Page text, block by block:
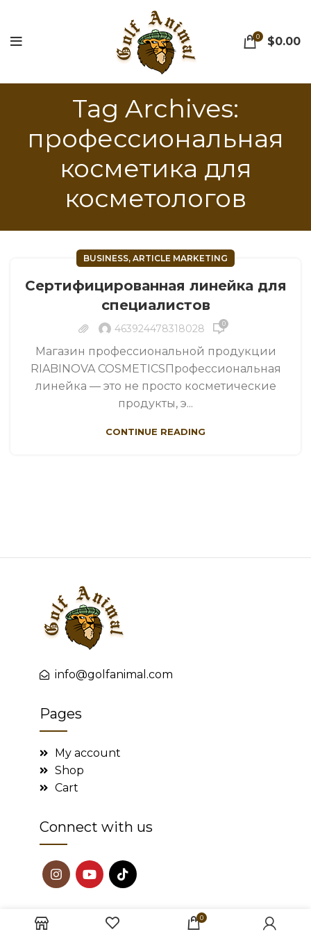
0 $0.00
Tag Archives:
профессиональная
косметика для
косметологов
BUSINESS, ARTICLE MARKETING
Сертифицированная линейка для
специалистов
463924478318028 0
Магазин профессиональной продукции
RIABINOVA COSMETICSПрофессиональная
линейка — это не просто косметические
продукты, э...
CONTINUE READING
info@golfanimal.com
Pages
My account
Shop
Cart
Connect with us
0